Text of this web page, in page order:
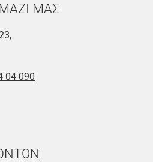
ΜΑΣ
04 090